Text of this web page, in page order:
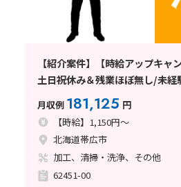
【紹介案件】【時給アップキャ
土日祝休み＆残業ほぼ無し/未経
月収例 181,125 円
【時給】1,150円～
北海道帯広市
加工、清掃・洗浄、その他
62451-00